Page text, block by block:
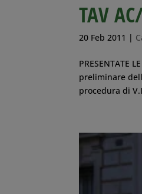
TAV
20 Feb 2011 |
PRESENTATE
preliminare
procedura di